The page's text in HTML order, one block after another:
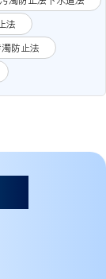
法
防止法